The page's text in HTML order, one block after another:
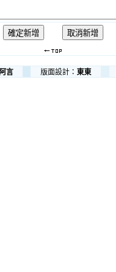
阿言 版面設計： 東東